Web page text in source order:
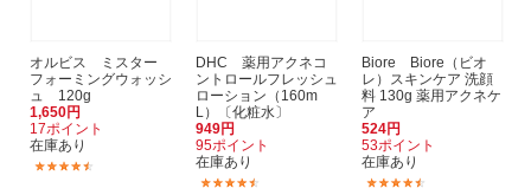
オルビス ミスター
フォーミングウォッシ
ュ 120g
1,650円
17ポイント
在庫あり
DHC 薬用アクネコ
ントロールフレッシュ
ローション（160m
L）〔化粧水〕
949円
95ポイント
在庫あり
Biore Biore（ビオ
レ）スキンケア 洗顔
料 130g 薬用アクネケ
ア
524円
53ポイント
在庫あり